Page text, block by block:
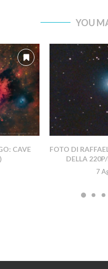
YOU
CAVE
FOTO DI
DELLA
7